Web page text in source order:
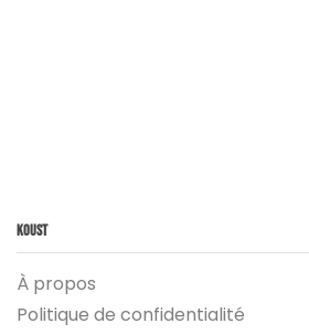
Koust
À propos
Politique de confidentialité